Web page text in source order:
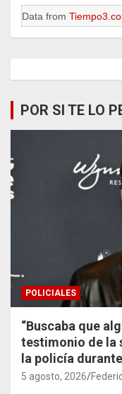
Data from
POR SI TE LO
POLICIALES
“Buscaba que
testimonio de la
la policía
5 agosto, 2026